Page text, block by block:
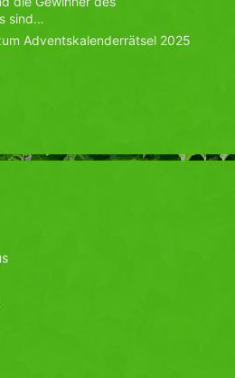
sind…
Adventskalenderrätsel 2025